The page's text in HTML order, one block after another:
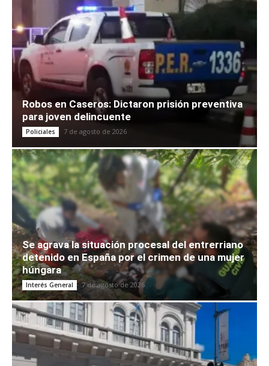
Robos en Caseros: Dictaron prisión preventiva
para joven delincuente
Policiales 7 de agosto de 2026
Se agrava la situación procesal del entrerriano
detenido en España por el crimen de una mujer
húngara
Interés General 7 de agosto de 2026